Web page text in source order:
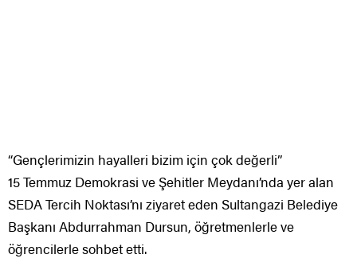
“Gençlerimizin hayalleri bizim için çok değerli”
15 Temmuz Demokrasi ve Şehitler Meydanı’nda yer alan
SEDA Tercih Noktası’nı ziyaret eden Sultangazi Belediye
Başkanı Abdurrahman Dursun, öğretmenlerle ve
öğrencilerle sohbet etti.